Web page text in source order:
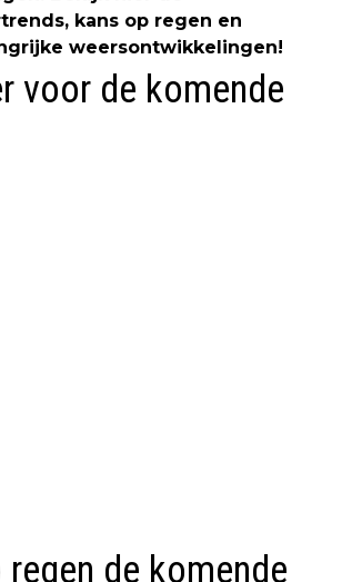
kans op regen en
weersontwikkelingen!
voor de komende
regen de komende